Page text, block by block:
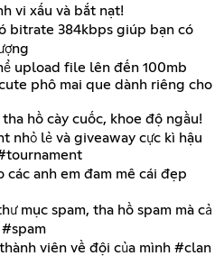
vi xấu và bắt nạt!
bitrate 384kbps giúp bạn có
upload file lên đến 100mb
phô mai que dành riêng cho
hồ cày cuốc, khoe độ ngầu!
nhỏ lẻ và giveaway cực kì hậu
các anh em đam mê cái đẹp
mục spam, tha hồ spam mà cả
viên về đội của mình #clan